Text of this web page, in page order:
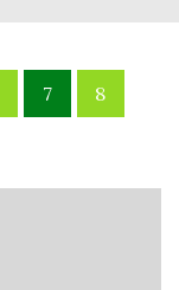
7 8